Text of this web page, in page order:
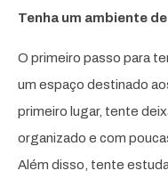
Tenha um ambiente
O primeiro passo para
um espaço destinado
primeiro lugar, tente
organizado e com
Além disso, tente